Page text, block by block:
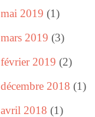
mai 2019 (1)
mars 2019 (3)
février 2019 (2)
décembre 2018 (1)
avril 2018 (1)